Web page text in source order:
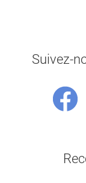
Suivez-